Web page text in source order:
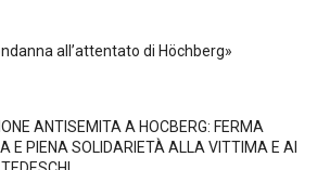
all’attentato di Höchberg»
ANTISEMITA A HÖCBERG: FERMA
E PIENA SOLIDARIETÀ ALLA VITTIMA E AI